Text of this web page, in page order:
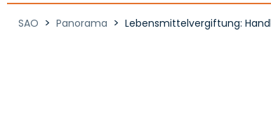
SAO > Panorama > Lebensmittelvergiftung: